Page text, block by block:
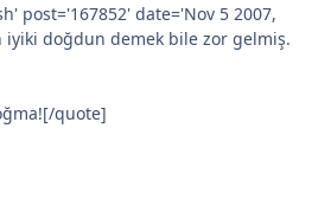
post='167852' date='Nov 5 2007,
iyiki doğdun demek bile zor gelmiş.
quote]